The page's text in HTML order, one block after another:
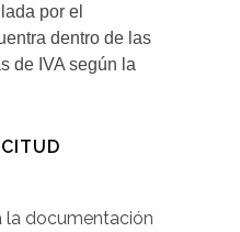
por el
dentro de las
de IVA según la
la documentación